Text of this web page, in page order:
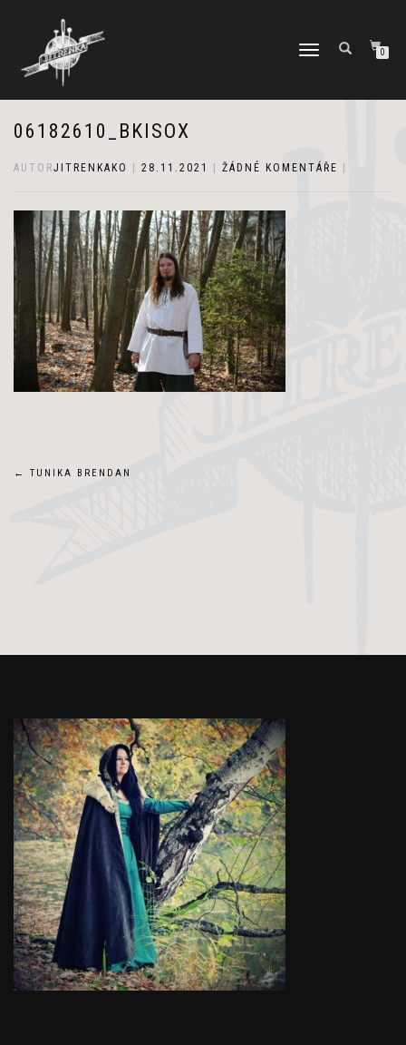
PŘEPNOUT
0
06182610_BKISOX
AUTORJITRENKAKO 28.11.2021 ŽÁDNÉ KOMENTÁŘE
Navigace
← TUNIKA BRENDAN